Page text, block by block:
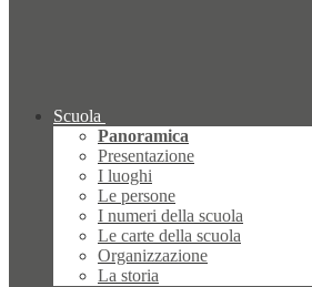
Scuola
Panoramica
Presentazione
I luoghi
Le persone
I numeri della scuola
Le carte della scuola
Organizzazione
La storia